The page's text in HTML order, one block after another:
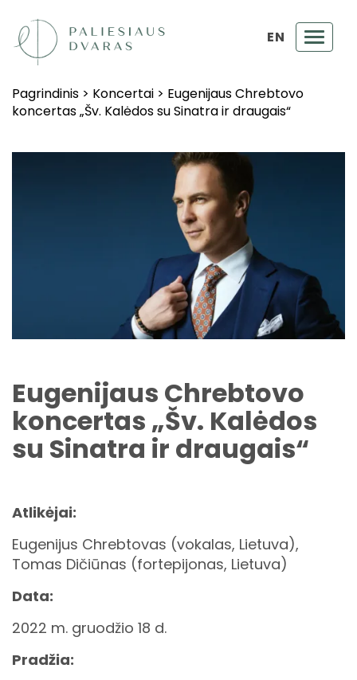
EN
Pagrindinis > Koncertai > Eugenijaus Chrebtovo
koncertas „Šv. Kalėdos su Sinatra ir draugais“
Eugenijaus Chrebtovo
koncertas „Šv. Kalėdos
su Sinatra ir draugais“
Atlikėjai:
Eugenijus Chrebtovas (vokalas, Lietuva),
Tomas Dičiūnas (fortepijonas, Lietuva)
Data:
2022 m. gruodžio 18 d.
Pradžia: